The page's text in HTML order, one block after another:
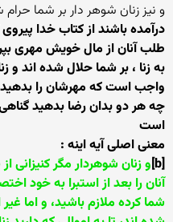
و نيز زنان شوهر دار بر شما حرام
درآمده باشند از کتاب خدا پيروی
طلب آنان از مال خويش مهری
به زنا ، بر شما حلال شده اند و
واجب است که مهرشان را
چه هر دو بدان رضا بدهيد
است
معنی اصلی آیه اینه :
[b] و زنان شوهردار مگر كنيزانى
آنان را بعد از استبرا به خود
شما كرده ملازم باشيد، و اما